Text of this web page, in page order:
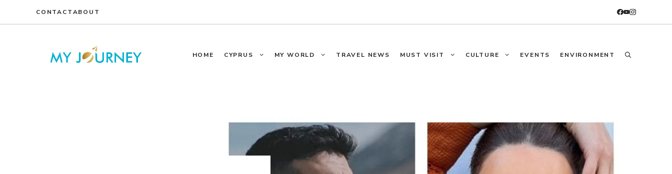
CONTACTABOUT
HOME CYPRUS MY WORLD TRAVEL NEWS MUST VISIT CULTURE EVENTS ENVIRONMENT